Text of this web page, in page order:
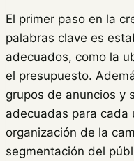
El primer paso en la
palabras clave es
adecuados, como la
el presupuesto.
grupos de anuncios y
adecuadas para cada
organización de la
segmentación del